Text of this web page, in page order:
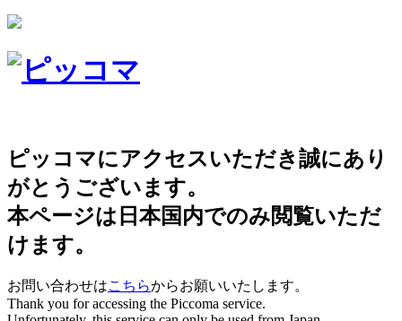
ピッコマにアクセスいただき誠にあり
がとうございます。
本ページは日本国内でのみ閲覧いただ
けます。
お問い合わせはこちらからお願いいたします。
Thank you for accessing the Piccoma service.